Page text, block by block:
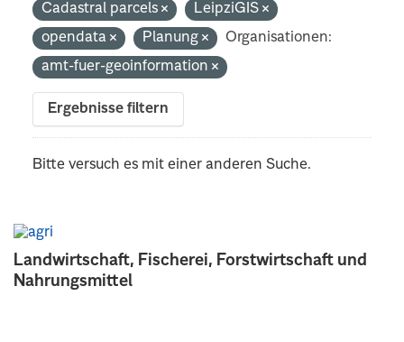
Landwirtschaft, Fischerei, Forstwirtschaft und
Nahrungsmittel
Cadastral parcels
LeipziGIS
opendata
Planung
Organisationen:
amt-fuer-geoinformation
Ergebnisse filtern
Bitte versuch es mit einer anderen Suche.